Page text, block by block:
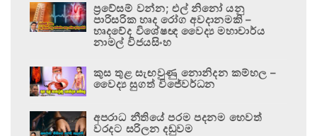
ප්‍රවේසම් වන්න; එල් නිනෝ යනු
පාරිසරික හෘද රෝග අවදානමකි –
හෘදවේද විශේෂඥ වෛද්‍ය මහාචාර්ය
නාමල් විජයසිංහ
කුස තුළ සැඟවුණු නොනිදන කම්හල –
වෛද්‍ය සුගත් විජේවර්ධන
අපරාධ නීතියේ පරම පදනම හෙවත්
වරදට සරිලන දඬුවම